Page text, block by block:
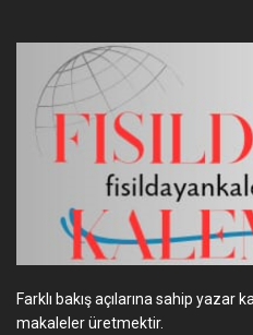
Farklı bakış açılarına sahip
makaleler üretmektir.